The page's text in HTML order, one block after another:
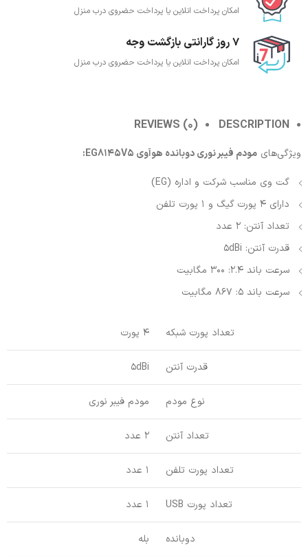
امکان پرداخت انلاین یا پرداخت حضروی درب منزل
7 روز گارانتی بازگشت وجه
امکان پرداخت انلاین یا پرداخت حضروی درب منزل
DESCRIPTION
REVIEWS (0)
ویژگی‌های مودم فیبر نوری دوبانده هوآوی EG8145V5:
گت وی مناسب شرکت و اداره (EG)
دارای 4 پورت گیگ و 1 پورت تلفن
تعداد آنتن: 2 عدد
قدرت آنتن: 5dBi
سرعت باند 2.4: 300 مگابیت
سرعت باند 5: 867 مگابیت
تعداد پورت شبکه 4 پورت
قدرت آنتن 5dBi
نوع مودم مودم فیبر نوری
تعداد آنتن 2 عدد
تعداد پورت تلفن 1 عدد
تعداد پورت USB 1 عدد
دوبانده بله